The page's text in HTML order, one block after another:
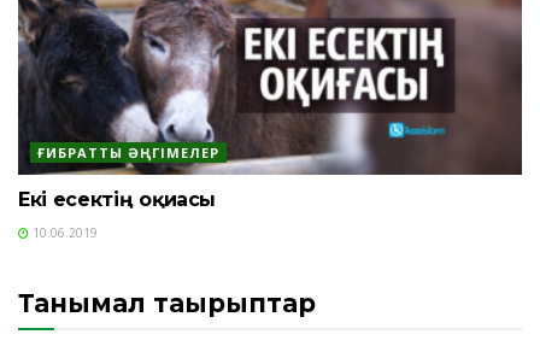
ҒИБРАТТЫ ӘҢГІМЕЛЕР
Екі есектің оқиғасы
10.06.2019
Танымал тақырыптар